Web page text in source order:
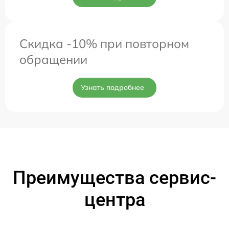
Скидка -10% при повторном
обращении
Узнать подробнее
Преимущества сервис-
центра